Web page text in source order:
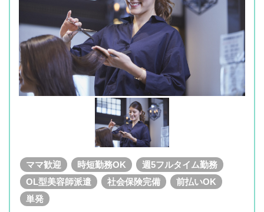
ママ歓迎 時短勤務OK
週5フルタイム勤務
OL型美容師派遣
社会保険完備
前払いOK
単発